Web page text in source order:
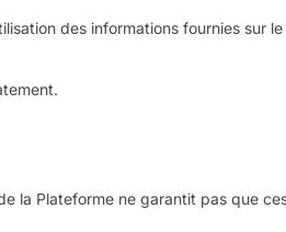
des informations fournies sur
la Plateforme ne garantit pas que